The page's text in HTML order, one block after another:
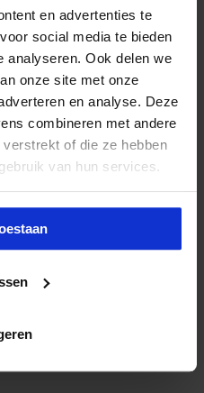
en advertenties te
social media te bieden
analyseren. Ook delen we
onze site met onze
en analyse. Deze
combineren met andere
of die ze hebben
van hun services.
in deze browser voor de
plaats.